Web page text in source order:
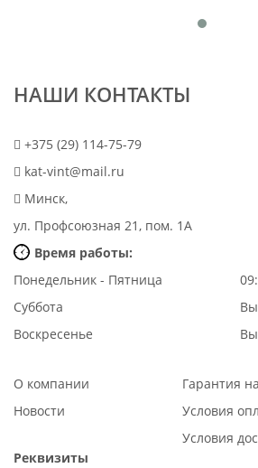
НАШИ КОНТАКТЫ
+375 (29) 114-75-79
kat-vint@mail.ru
Минск,
ул. Профсоюзная 21, пом. 1А
Время работы:
Понедельник - Пятница
Суббота
Воскресенье
О компании
Новости
Гарантия
Условия
Условия
Реквизиты